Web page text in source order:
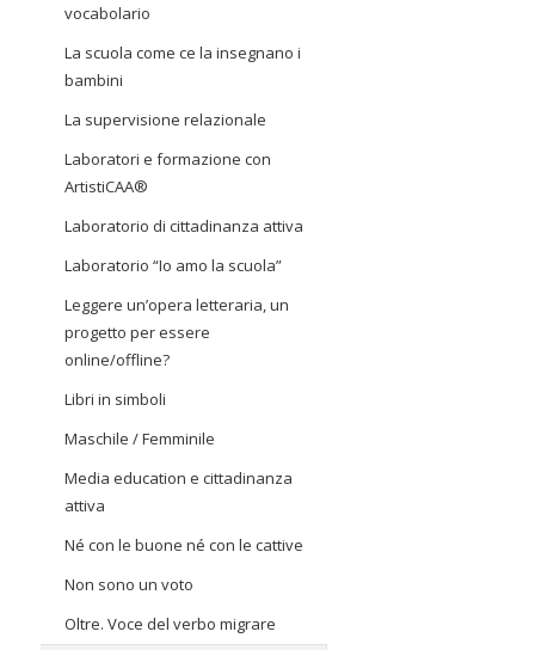
vocabolario
La scuola come ce la insegnano i
bambini
La supervisione relazionale
Laboratori e formazione con
ArtistiCAA®
Laboratorio di cittadinanza attiva
Laboratorio “Io amo la scuola”
Leggere un’opera letteraria, un
progetto per essere
online/offline?
Libri in simboli
Maschile / Femminile
Media education e cittadinanza
attiva
Né con le buone né con le cattive
Non sono un voto
Oltre. Voce del verbo migrare